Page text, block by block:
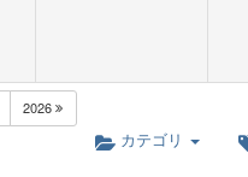
2026
カテゴリ